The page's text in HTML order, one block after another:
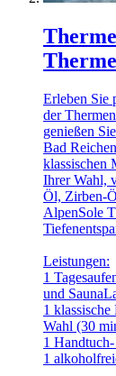
Erleben Sie
der
genießen
Bad
klassischen
Ihrer Wahl,
Öl, Zirben-
AlpenSole
Leistungen:
1
und
1
Wahl (30
1
1